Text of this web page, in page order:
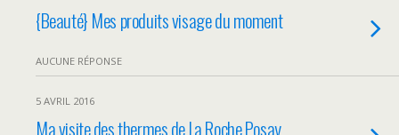
{Beauté} Mes produits visage du moment
AUCUNE RÉPONSE
5 AVRIL 2016
Ma visite des thermes de La Roche Posay